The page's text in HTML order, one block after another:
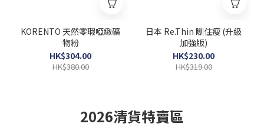
KORENTO 天然零瑕啞緻礦
物粉
HK$304.00
HK$380.00
日本 Re.Thin 瞓住瘦 (升級
加強版)
HK$230.00
HK$319.00
2026清貨特賣區